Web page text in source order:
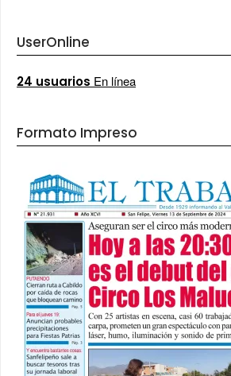
UserOnline
24 usuarios En línea
Formato Impreso